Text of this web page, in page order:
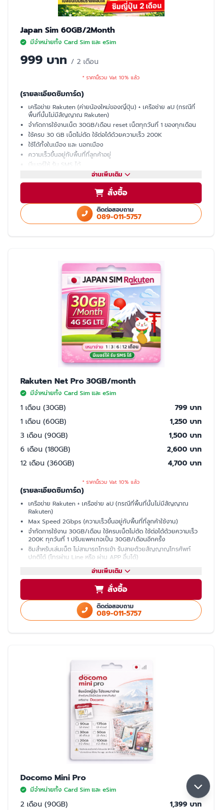
Japan Sim 60GB/2Month
มีจำหน่ายทั้ง Card Sim และ eSim
999 บาท / 2 เดือน
* ราคานี้รวม Vat 10% แล้ว
(รายละเอียดซิมการ์ด)
เครือข่าย Rakuten (ค่ายน้องใหม่ของญี่ปุ่น) + เครือช่าย aU (กรณีที่
พื้นที่นั้นไม่มีสัญญาณ Rakuten)
จำกัดการใช้งานเน็ต 30GB/เดือน reset เน็ตทุกวันที่ 1 ของทุกเดือน
ใช้ครบ 30 GB เน็ตไม่ตัด ใช้ต่อได้ด้วยความเร็ว 200K
ใช้ได้ทั้งในเมือง และ นอกเมือง
ความเร็วขึ้นอยู่กับพื้นที่ที่ลูกค้าอยู่
มีเบอร์ให้ รับ SMS ได้
โทรเข้า-ออก ไม่ได้ ต้องโทรผ่าน LINE
แชร์ hotspot ไม่ได้
บริการหลังการขายโดย ทีมงานคนไทย
อ่านเพิ่มเติม
สั่งซื้อ
ติดต่อสอบถาม
089-011-5757
Rakuten Net Pro 30GB/month
มีจำหน่ายทั้ง Card Sim และ eSim
1 เดือน (30GB)
799 บาท
1 เดือน (60GB)
1,250 บาท
3 เดือน (90GB)
1,500 บาท
6 เดือน (180GB)
2,600 บาท
12 เดือน (360GB)
4,700 บาท
* ราคานี้รวม Vat 10% แล้ว
(รายละเอียดซิมการ์ด)
เครือข่าย Rakuten + เครือช่าย aU (กรณีที่พื้นที่นั้นไม่มีสัญญาณ
Rakuten)
Max Speed 2Gbps (ความเร็วขึ้นอยู่กับพื้นที่ที่ลูกค้าใช้งาน)
จำกัดการใช้งาน 30GB/เดือน ใช้ครบเน็ตไม่ตัด ใช้ต่อได้ด้วยความเร็ว
200K ทุกวันที่ 1 ปรับแพคเกจเป็น 30GB/เดือนอีกครั้ง
ซิมสำหรับเล่นเน็ต ไม่สามารถโทรเข้า รับสายด้วยสัญญาญโทรศัพท์
ปกติได้ (โทรผ่าน Line หรือ ผ่าน APP อื่นได้)
มีเบอร์ให้ รับ SMS ได้ (ใช้ซื้อบัตรคอนเสิร์ต, ซื้อของออนไลน์, เปิดบัญชี
แชร์ฮอตสปอต (Hotspot)ไม่ได้
ใช้สำเนา Passport หรือ สำเนาบัตรประชาชนในการสั่งซื้อ
ใช้ได้เฉพาะในประเทศญี่ปุ่นเท่านั้น
มี 2 แบบให้เลือก ซิมปกติ และ eSim
5GB หากใช้ครบ 5GB ความเร็วจะลดลงเหลือ 200K จนกว่าลูกค้าจะย้ายพื้นที่ที่มี
สัญญาน Rakuten ความเร็วจะกลับมาปกติ 30GB/เดือน
อ่านเพิ่มเติม
สั่งซื้อ
ติดต่อสอบถาม
089-011-5757
Docomo Mini Pro
มีจำหน่ายทั้ง Card Sim และ eSim
2 เดือน (90GB) 1,399 บาท